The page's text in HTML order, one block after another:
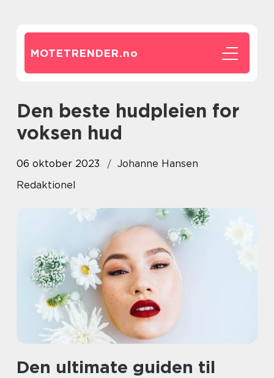
MOTETRENDER.no
Den beste hudpleien for
voksen hud
06 oktober 2023
Johanne Hansen
Redaktionel
Den ultimate guiden til